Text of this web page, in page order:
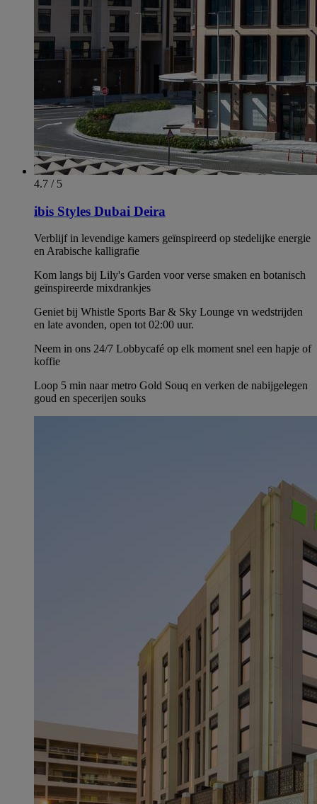
4.7 / 5
ibis Styles Dubai Deira
Verblijf in levendige kamers geïnspireerd op stedelijke energie
en Arabische kalligrafie
Kom langs bij Lily's Garden voor verse smaken en botanisch
geïnspireerde mixdrankjes
Geniet bij Whistle Sports Bar & Sky Lounge vn wedstrijden
en late avonden, open tot 02:00 uur.
Neem in ons 24/7 Lobbycafé op elk moment snel een hapje of
koffie
Loop 5 min naar metro Gold Souq en verken de nabijgelegen
goud en specerijen souks